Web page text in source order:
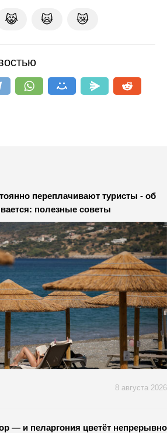
😹 🙀 😿
переплачивают туристы - об
полезные советы
8 августа 2026